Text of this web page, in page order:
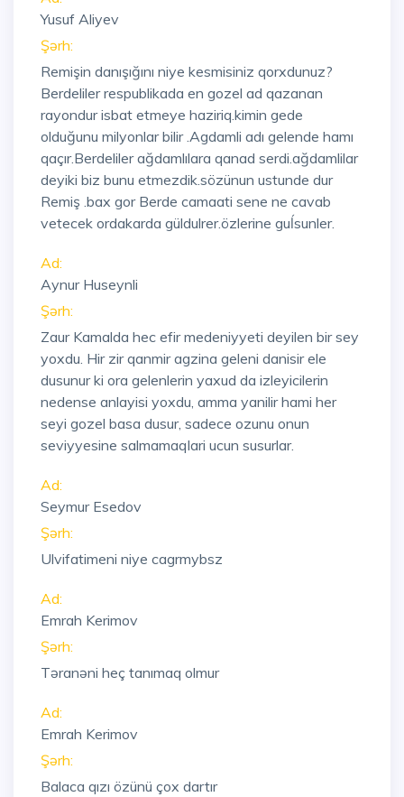
Yusuf Aliyev
Şərh:
Remişin danışığını niye kesmisiniz qorxdunuz?
Berdeliler respublikada en gozel ad qazanan
rayondur isbat etmeye haziriq.kimin gede
olduğunu milyonlar bilir .Agdamli adı gelende hamı
qaçır.Berdeliler ağdamlılara qanad serdi.ağdamlilar
deyiki biz bunu etmezdik.sözünun ustunde dur
Remiş .bax gor Berde camaati sene ne cavab
vetecek ordakarda güldulrer.özlerine guĺsunler.
Ad:
Aynur Huseynli
Şərh:
Zaur Kamalda hec efir medeniyyeti deyilen bir sey
yoxdu. Hir zir qanmir agzina geleni danisir ele
dusunur ki ora gelenlerin yaxud da izleyicilerin
nedense anlayisi yoxdu, amma yanilir hami her
seyi gozel basa dusur, sadece ozunu onun
seviyyesine salmamaqlari ucun susurlar.
Ad:
Seymur Esedov
Şərh:
Ulvifatimeni niye cagrmybsz
Ad:
Emrah Kerimov
Şərh:
Təranəni heç tanımaq olmur
Ad:
Emrah Kerimov
Şərh:
Balaca qızı özünü çox dartır